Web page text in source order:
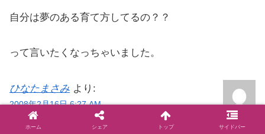
自分は夢のある育て方してるの？？
って言いたくなっちゃいました。
ひなたまさみ より:
2008年2月16日 6:27 AM
SECRET: 0
ホーム シェア トップ サイドバー